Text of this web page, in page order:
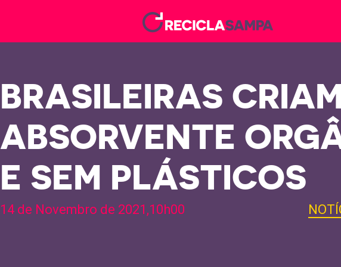
BRASILEIRAS
ABSORVENTE
E SEM PLÁSTICOS
14 de Novembro de 2021,10h00